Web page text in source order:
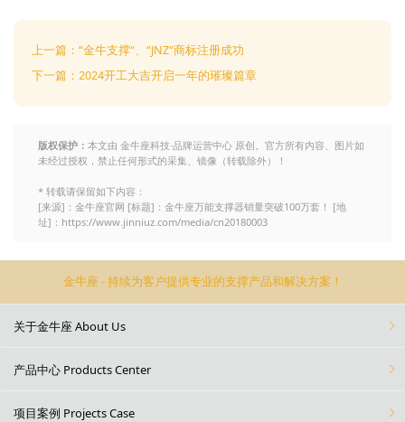
上一篇：“金牛支撑“、“JNZ“商标注册成功
下一篇：2024开工大吉开启一年的璀璨篇章
版权保护： 本文由 金牛座科技·品牌运营中心 原创。官方所有内容、图片如
未经过授权，禁止任何形式的采集、镜像（转载除外）！
* 转载请保留如下内容：
[来源]：金牛座官网 [标题]：金牛座万能支撑器销量突破100万套！ [地
址]：https://www.jinniuz.com/media/cn20180003
金牛座 - 持续为客户提供专业的支撑产品和解决方案！
关于金牛座 About Us
产品中心 Products Center
项目案例 Projects Case